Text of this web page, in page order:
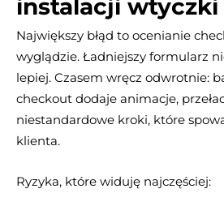
instalacji wtyczki
Największy błąd to ocenianie
wyglądzie. Ładniejszy formularz
lepiej. Czasem wręcz odwrotnie:
checkout dodaje animacje,
niestandardowe kroki, które
klienta.
Ryzyka, które widuję najczęściej: